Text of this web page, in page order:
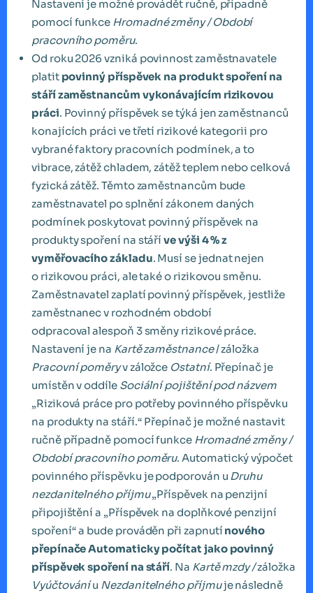
Nastavení je možné provádět ručně, případně
pomocí funkce Hromadné změny / Období
pracovního poměru.
Od roku 2026 vzniká povinnost zaměstnavatele
platit povinný příspěvek na produkt spoření na
stáří zaměstnancům vykonávajícím rizikovou
práci. Povinný příspěvek se týká jen zaměstnanců
konajících práci ve třetí rizikové kategorii pro
vybrané faktory pracovních podmínek, a to
vibrace, zátěž chladem, zátěž teplem nebo celková
fyzická zátěž. Těmto zaměstnancům bude
zaměstnavatel po splnění zákonem daných
podmínek poskytovat povinný příspěvek na
produkty spoření na stáříve výši 4 % z
vyměřovacího základu. Musí se jednat nejen
o rizikovou práci, ale také o rizikovou směnu.
Zaměstnavatel zaplatí povinný příspěvek, jestliže
zaměstnanec v rozhodném období
odpracoval alespoň 3 směny rizikové práce.
Nastavení je na Kartě zaměstnance/ záložka
Pracovní poměryv záložce Ostatní. Přepínač je
umístěn v oddíle Sociální pojištění pod názvem
„Riziková práce pro potřeby povinného příspěvku
na produkty na stáří.“ Přepínač je možné nastavit
ručně případně pomocí funkce Hromadné změny /
Období pracovního poměru. Automatický výpočet
povinného příspěvku je podporován u Druhu
nezdanitelného příjmu„Příspěvek na penzijní
připojištění a „Příspěvek na doplňkové penzijní
spoření“ a bude prováděn při zapnutí nového
přepínače Automaticky počítat jako povinný
příspěvek spoření na stáří. Na Kartě mzdy /záložka
Vyúčtováníu Nezdanitelného příjmuje následně